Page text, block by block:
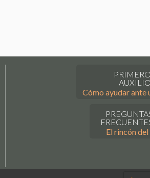
Cómo ayudar ante
El rincón